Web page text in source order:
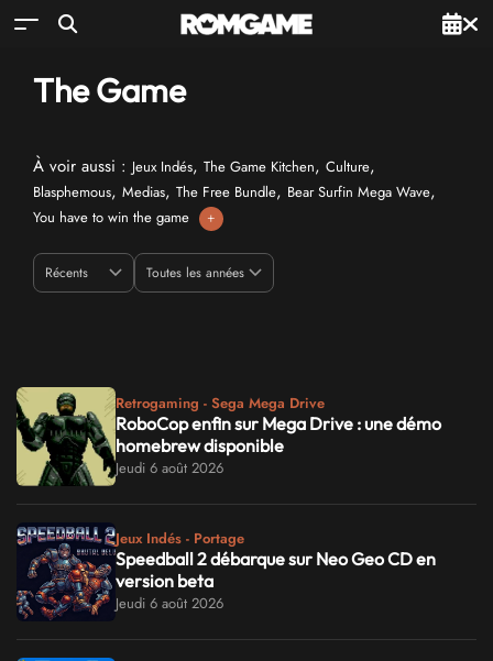
The Game
À voir aussi : Jeux Indés, The Game Kitchen, Culture,
Blasphemous, Medias, The Free Bundle, Bear Surfin Mega Wave,
You have to win the game +
Retrogaming - Sega Mega Drive
RoboCop enfin sur Mega Drive : une démo
homebrew disponible
Jeudi 6 août 2026
Jeux Indés - Portage
Speedball 2 débarque sur Neo Geo CD en
version beta
Jeudi 6 août 2026